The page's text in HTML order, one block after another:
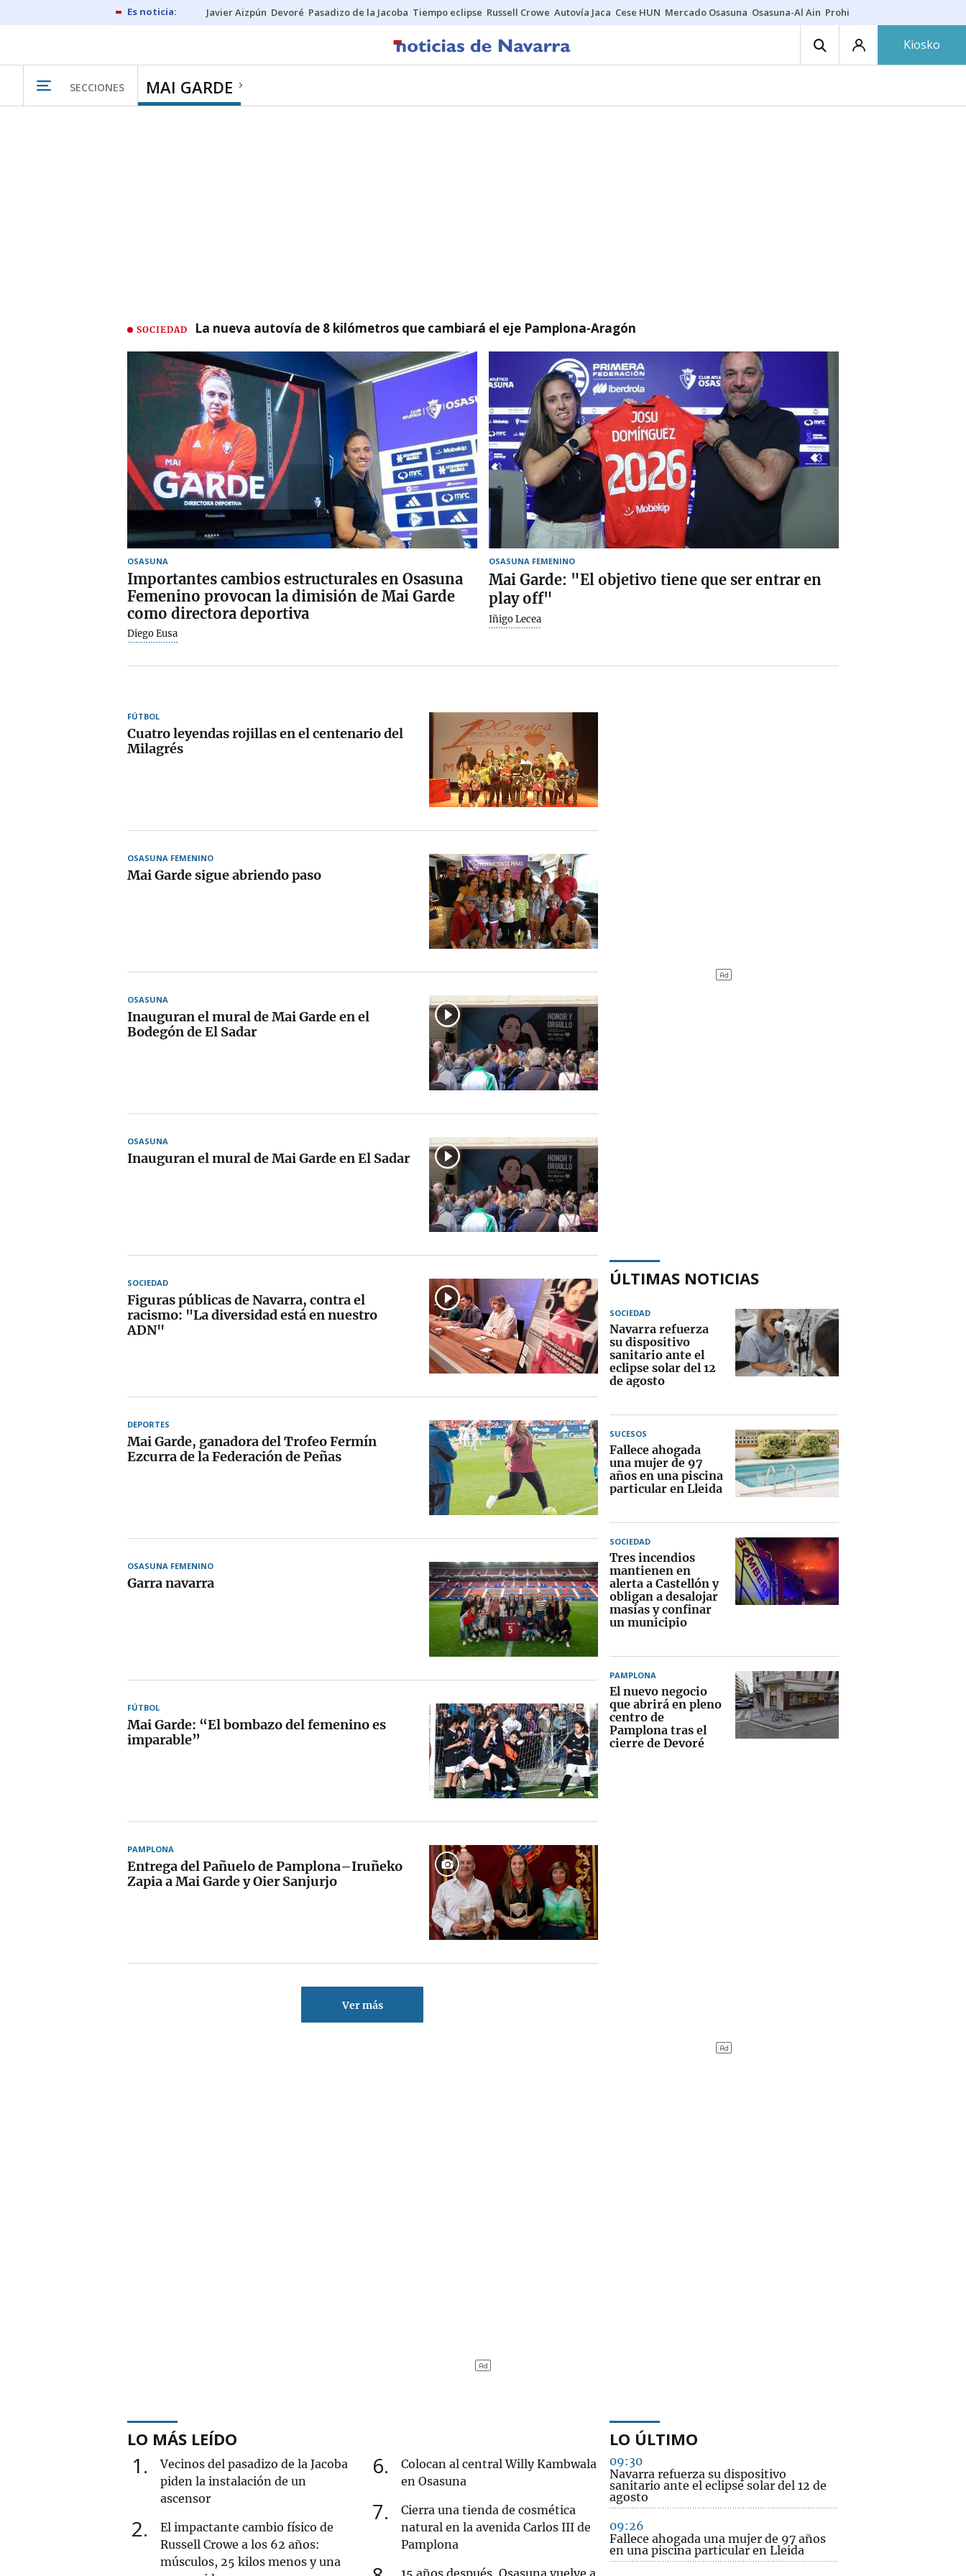
Javier Aizpún Devoré Pasadizo de la Jacoba Tiempo eclipse Russell Crowe Autovía Jaca Cese HUN Mercado Osasuna Osasuna-Al Ain Prohibiciones eclipse
Kiosko
SECCIONES MAI GARDE
SOCIEDAD La nueva autovía de 8 kilómetros que cambiará el eje Pamplona-Aragón
OSASUNA
Importantes cambios estructurales en Osasuna
Femenino provocan la dimisión de Mai Garde
como directora deportiva
Diego Eusa
OSASUNA FEMENINO
Mai Garde: "El objetivo tiene que ser entrar en
play off"
Iñigo Lecea
FÚTBOL
Cuatro leyendas rojillas en el centenario del
Milagrés
OSASUNA FEMENINO
Mai Garde sigue abriendo paso
OSASUNA
Inauguran el mural de Mai Garde en el
Bodegón de El Sadar
OSASUNA
Inauguran el mural de Mai Garde en El Sadar
SOCIEDAD
Figuras públicas de Navarra, contra el
racismo: "La diversidad está en nuestro
ADN"
DEPORTES
Mai Garde, ganadora del Trofeo Fermín
Ezcurra de la Federación de Peñas
OSASUNA FEMENINO
Garra navarra
FÚTBOL
Mai Garde: “El bombazo del femenino es
imparable”
PAMPLONA
Entrega del Pañuelo de Pamplona–Iruñeko
Zapia a Mai Garde y Oier Sanjurjo
Ver más
ÚLTIMAS NOTICIAS
SOCIEDAD
Navarra refuerza
su dispositivo
sanitario ante el
eclipse solar del 12
de agosto
SUCESOS
Fallece ahogada
una mujer de 97
años en una piscina
particular en Lleida
SOCIEDAD
Tres incendios
mantienen en
alerta a Castellón y
obligan a desalojar
masías y confinar
un municipio
PAMPLONA
El nuevo negocio
que abrirá en pleno
centro de
Pamplona tras el
cierre de Devoré
LO MÁS LEÍDO
1
Vecinos del pasadizo de la Jacoba
piden la instalación de un
ascensor
2
El impactante cambio físico de
Russell Crowe a los 62 años:
músculos, 25 kilos menos y una
6
Colocan al central Willy Kambwala
en Osasuna
7
Cierra una tienda de cosmética
natural en la avenida Carlos III de
Pamplona
15 años después, Osasuna vuelve a
LO ÚLTIMO
09:30
Navarra refuerza su dispositivo
sanitario ante el eclipse solar del 12 de
agosto
09:26
Fallece ahogada una mujer de 97 años
en una piscina particular en Lleida